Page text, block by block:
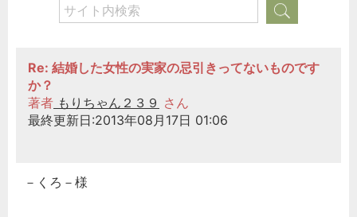
Re: 結婚した女性の実家の忌引きってないものです
か？
著者 もりちゃん２３９ さん
最終更新日:2013年08月17日 01:06
－くろ－様